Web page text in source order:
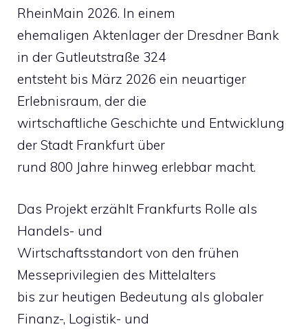
RheinMain 2026. In einem
ehemaligen Aktenlager der Dresdner Bank
in der Gutleutstraße 324
entsteht bis März 2026 ein neuartiger
Erlebnisraum, der die
wirtschaftliche Geschichte und Entwicklung
der Stadt Frankfurt über
rund 800 Jahre hinweg erlebbar macht.
Das Projekt erzählt Frankfurts Rolle als
Handels- und
Wirtschaftsstandort von den frühen
Messeprivilegien des Mittelalters
bis zur heutigen Bedeutung als globaler
Finanz-, Logistik- und